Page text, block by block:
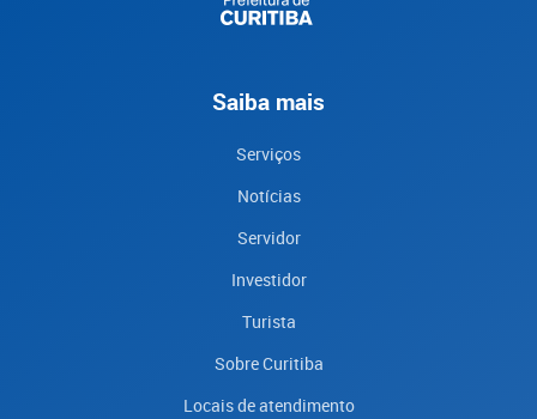
Saiba mais
Serviços
Notícias
Servidor
Investidor
Turista
Sobre Curitiba
Locais de atendimento